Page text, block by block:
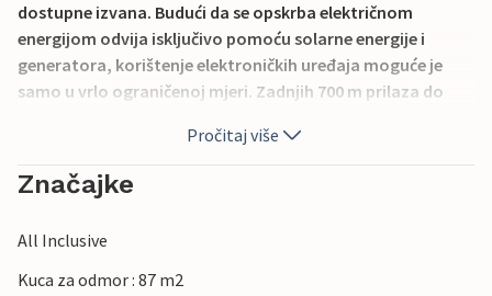
dostupne izvana. Budući da se opskrba električnom
energijom odvija isključivo pomoću solarne energije i
generatora, korištenje elektroničkih uređaja moguće je
samo u vrlo ograničenoj mjeri. Zadnjih 700 m prilaza do
Kamenita staza duga oko 80 m vodi vas od ulice do
zelenog vanjskog prostora kuće.
Pročitaj više
Značajke
All Inclusive
Kuca za odmor : 87 m2